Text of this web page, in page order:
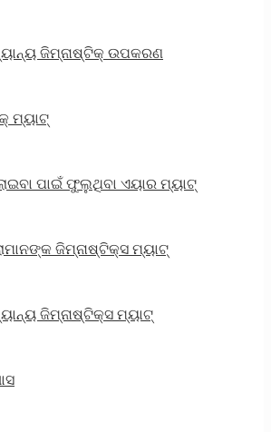
ଜିମ୍ନାଷ୍ଟିକ୍ ଉପକରଣ
ମ୍ୟାଟ୍
ପାଇଁ ଫୁଲୁଥିବା ଏୟାର ମ୍ୟାଟ୍
ଜିମ୍ନାଷ୍ଟିକ୍ସ ମ୍ୟାଟ୍
ଜିମ୍ନାଷ୍ଟିକ୍ସ ମ୍ୟାଟ୍